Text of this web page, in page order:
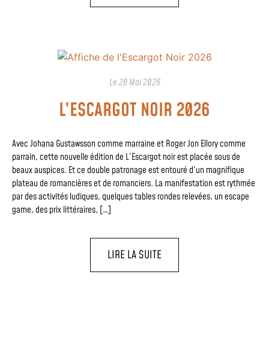
Le28 Mai 2026
L’ESCARGOT NOIR 2026
Avec Johana Gustawsson comme marraine et Roger Jon Ellory comme
parrain, cette nouvelle édition de L’Escargot noir est placée sous de
beaux auspices. Et ce double patronage est entouré d’un magnifique
plateau de romancières et de romanciers. La manifestation est rythmée
par des activités ludiques, quelques tables rondes relevées, un escape
game, des prix littéraires, […]
LIRE LA SUITE